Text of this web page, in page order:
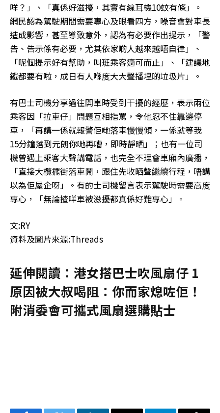
咩？」、「真係好滋擾，其實有線耳機10蚊有條」。
網民認為駕駛期間需要專心及眼看四方，噪音會對車長
造成影響，甚至導致意外，認為有必要作出提示，「警
告、告示係有必要，尤其依家啲人越來越唔自律」、
「呢個提示好有幫助，叫班乘客適可而止」、「建議地
鐵都要有啦，成日有人喺度大大聲播埋啲垃圾片」。
有巴士司機分享過往開車時受到干擾的經歷，表示兩位
乘客因「拉車仔」問題互相指罵，令他忍不住靠邊停
車，「再講一係就報警佢哋落車慢慢傾，一係就等我
15分鐘落到元朗你哋再嘈，即時靜晒」；也有一位司
機曾遇上乘客大聲講電話，也完全不理會車廂內廣播，
「直接大欖擺街落車鬧，跟住先收晒聲繼續行程，唔講
以為佢屋企呀」。有的士司機留言表示駕駛時需要高度
專心，「無論揸咩車被滋擾都真係好難專心」。
文:RY
資料及圖片來源:Threads
延伸閱讀：港女搭巴士吹風扇仔 1
原因被大叔喝阻：你而家熄咗佢！
附消委會可攜式風扇選購貼士